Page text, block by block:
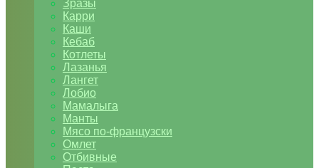
Зразы
Карри
Каши
Кебаб
Котлеты
Лазанья
Лангет
Лобио
Мамалыга
Манты
Мясо по-французски
Омлет
Отбивные